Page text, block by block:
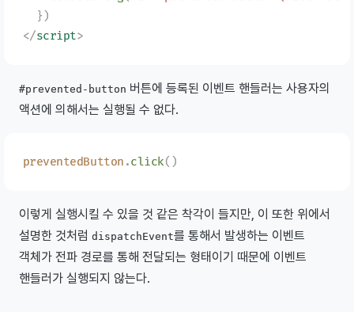
  })
</script>
#prevented-button 버튼에 등록된 이벤트 핸들러는 사용자의
액션에 의해서는 실행될 수 없다.
preventedButton .click()
이렇게 실행시킬 수 있을 것 같은 착각이 들지만, 이 또한 위에서
설명한 것처럼 dispatchEvent를 통해서 발생하는 이벤트
객체가 전파 경로를 통해 전달되는 형태이기 때문에 이벤트
핸들러가 실행되지 않는다.